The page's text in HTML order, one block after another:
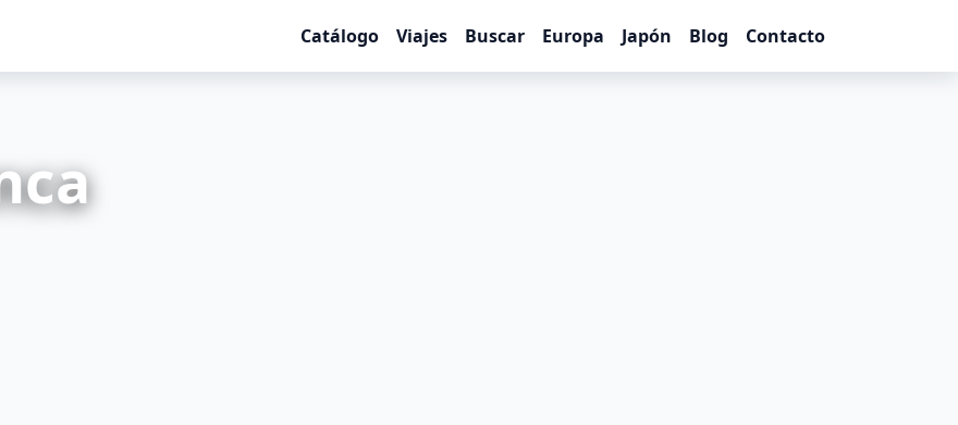
Catálogo Viajes Buscar Europa Japón Blog Contacto